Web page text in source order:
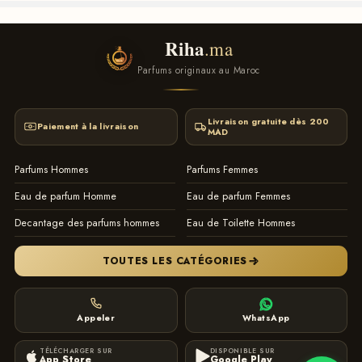
Riha.ma
Parfums originaux au Maroc
Paiement à la livraison
Livraison gratuite dès 200
MAD
Parfums Hommes
Parfums Femmes
Eau de parfum Homme
Eau de parfum Femmes
Decantage des parfums hommes
Eau de Toilette Hommes
TOUTES LES CATÉGORIES
Appeler WhatsApp
TÉLÉCHARGER SUR DISPONIBLE SUR